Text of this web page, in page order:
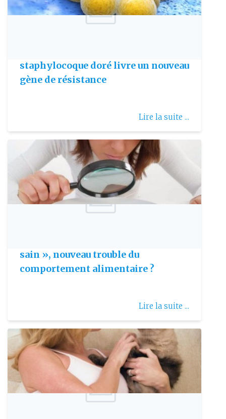
staphylocoque doré livre un nouveau
gène de résistance
Lire la suite ...
sain », nouveau trouble du
comportement alimentaire ?
Lire la suite ...